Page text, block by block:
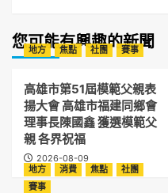
您可能有興趣的新聞
地方 焦點 社團 賽事
高雄市第51屆模範父親表
揚大會 高雄市福建同鄉會
理事長陳國鑫 獲選模範父
親 各界祝福
2026-08-09
地方 消費 焦點
社團
賽事